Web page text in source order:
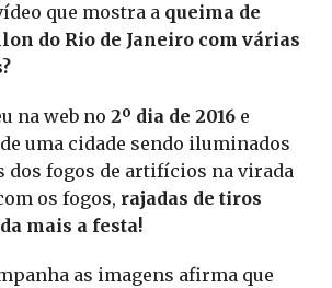
que mostra a queima de
do Rio de Janeiro com várias
na web no 2º dia de 2016e
uma cidade sendo iluminados
dos fogos de artifícios na virada
os fogos, rajadas de tiros
mais a festa!
as imagens afirma que